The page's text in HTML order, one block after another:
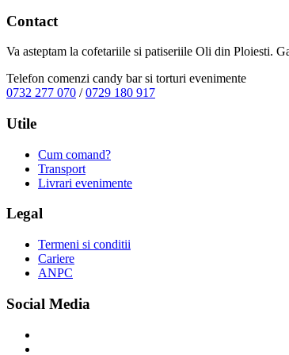
Contact
Va asteptam la cofetariile si patiseriile Oli din Ploiesti.
Telefon comenzi candy bar si torturi evenimente
0732 277 070 /0729 180 917
Utile
Cum comand?
Transport
Livrari evenimente
Legal
Termeni si conditii
Cariere
ANPC
Social Media